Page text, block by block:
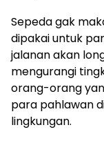
Sepeda gak
dipakai untuk
jalanan akan
mengurangi
orang-orang
para pahlawan
lingkungan.